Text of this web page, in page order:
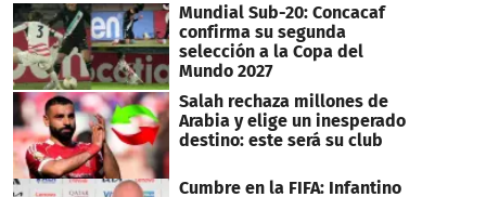
Mundial Sub-20: Concacaf
confirma su segunda
selección a la Copa del
Mundo 2027
Salah rechaza millones de
Arabia y elige un inesperado
destino: este será su club
Cumbre en la FIFA: Infantino